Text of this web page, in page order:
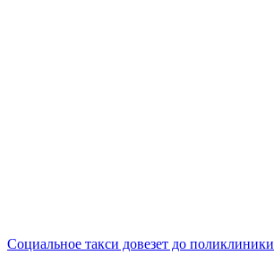
Социальное такси довезет до поликлиники